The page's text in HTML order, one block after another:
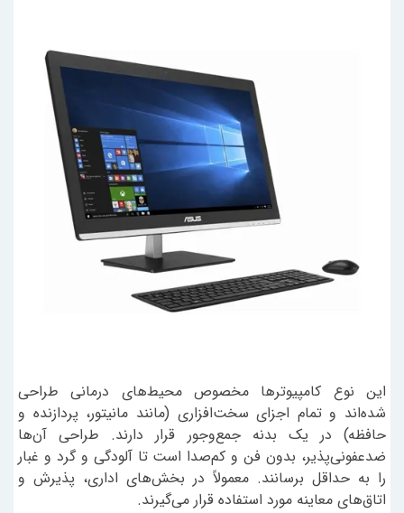
این نوع کامپیوترها مخصوص محیط‌های درمانی طراحی
شده‌اند و تمام اجزای سخت‌افزاری (مانند مانیتور، پردازنده و
حافظه) در یک بدنه جمع‌وجور قرار دارند. طراحی آن‌ها
ضدعفونی‌پذیر، بدون فن و کم‌صدا است تا آلودگی و گرد و غبار
را به حداقل برسانند. معمولاً در بخش‌های اداری، پذیرش و
اتاق‌های معاینه مورد استفاده قرار می‌گیرند.